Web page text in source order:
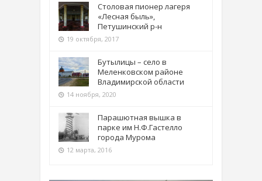
Столовая пионер лагеря
«Лесная быль»,
Петушинский р-н
19 октября, 2017
Бутылицы – село в
Меленковском районе
Владимирской области
14 ноября, 2020
Парашютная вышка в
парке им Н.Ф.Гастелло
города Мурома
12 марта, 2016